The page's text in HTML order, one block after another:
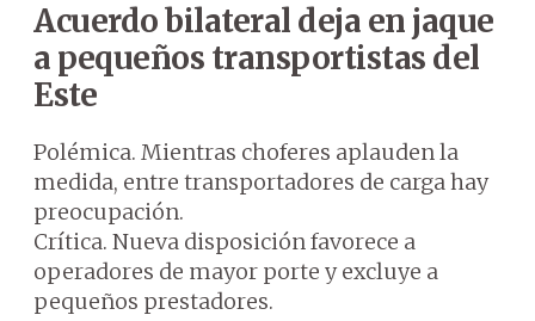
Acuerdo bilateral deja en jaque
a pequeños transportistas del
Este
Polémica. Mientras choferes aplauden la
medida, entre transportadores de carga hay
preocupación.
Crítica. Nueva disposición favorece a
operadores de mayor porte y excluye a
pequeños prestadores.